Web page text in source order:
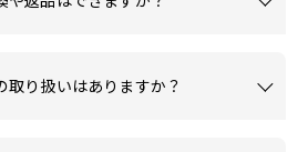
取り扱いはありますか？